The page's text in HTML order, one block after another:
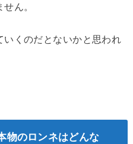
ん。
いくのだとないかと思われ
物のロンネはどんな